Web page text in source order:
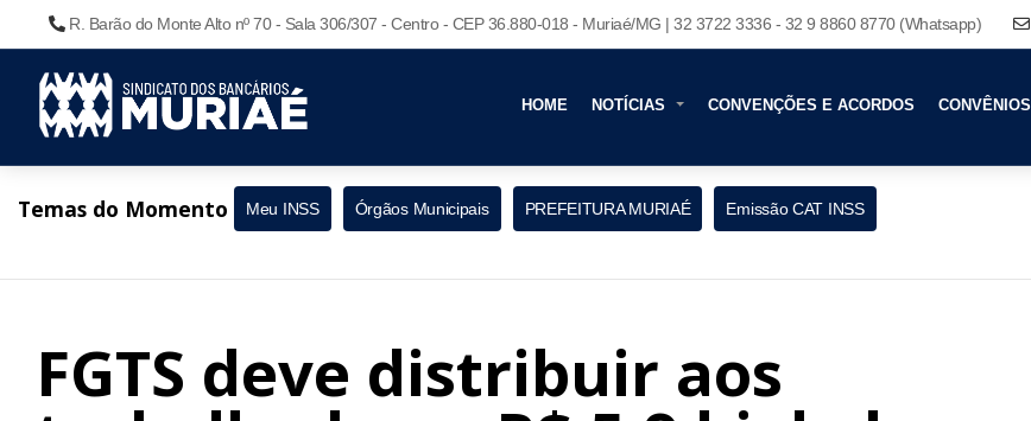
R. Barão do Monte Alto nº 70 - Sala 306/307 - Centro - CEP 36.880-018 - Muriaé/MG | 32 3722 3336 - 32 9 8860 8770 (Whatsapp)
HOME NOTÍCIAS CONVENÇÕES E ACORDOS CONVÊNIOS
Temas do Momento Meu INSS Órgãos Municipais PREFEITURA MURIAÉ Emissão CAT INSS
FGTS deve distribuir aos